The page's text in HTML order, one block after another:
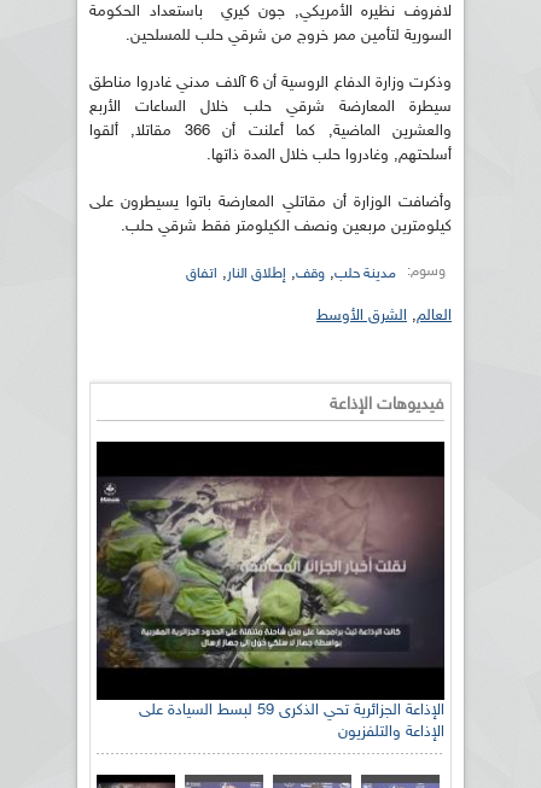
لافروف نظيره الأمريكي, جون كيري باستعداد الحكومة
السورية لتأمين ممر خروج من شرقي حلب للمسلحين.
وذكرت وزارة الدفاع الروسية أن 6 آلاف مدني غادروا مناطق
سيطرة المعارضة شرقي حلب خلال الساعات الأربع
والعشرين الماضية, كما أعلنت أن 366 مقاتلا, ألقوا
أسلحتهم, وغادروا حلب خلال المدة ذاتها.
وأضافت الوزارة أن مقاتلي المعارضة باتوا يسيطرون على
كيلومترين مربعين ونصف الكيلومتر فقط شرقي حلب.
وسوم: مدينة حلب, وقف, إطلاق النار, اتفاق
العالم, الشرق الأوسط
فيديوهات الإذاعة
الإذاعة الجزائرية تحي الذكرى 59 لبسط السيادة على
الإذاعة والتلفزيون